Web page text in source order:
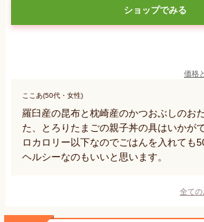
ショップでみる
価格
ここあ(50代・女性)
羅臼産の昆布と枕崎産のかつおぶしのお
た、とろりたまごの親子丼の具はいかが
ロカロリー以下なのでごはんを入れても
ヘルシーなのもいいと思います。
全ての